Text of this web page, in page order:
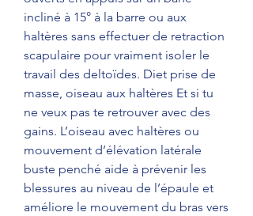
incliné à 15° à la barre ou aux
haltères sans effectuer de retraction
scapulaire pour vraiment isoler le
travail des deltoïdes. Diet prise de
masse, oiseau aux haltères Et si tu
ne veux pas te retrouver avec des
gains. L’oiseau avec haltères ou
mouvement d’élévation latérale
buste penché aide à prévenir les
blessures au niveau de l’épaule et
améliore le mouvement du bras vers